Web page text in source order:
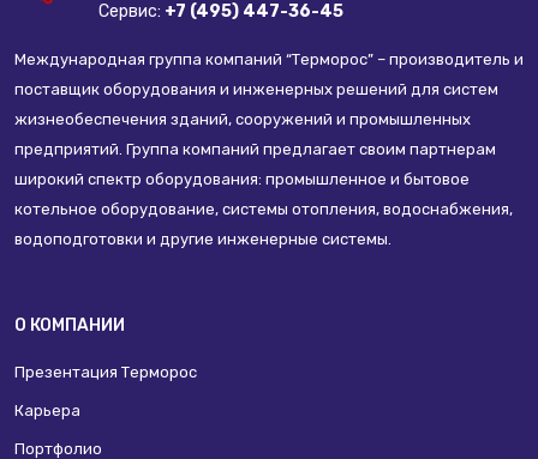
Сервис: +7 (495) 447-36-45
Международная группа компаний “Терморос” – производитель и
поставщик оборудования и инженерных решений для систем
жизнеобеспечения зданий, сооружений и промышленных
предприятий. Группа компаний предлагает своим партнерам
широкий спектр оборудования: промышленное и бытовое
котельное оборудование, системы отопления, водоснабжения,
водоподготовки и другие инженерные системы.
О КОМПАНИИ
Презентация Терморос
Карьера
Портфолио